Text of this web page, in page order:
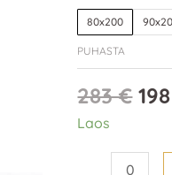
80x200
PUHASTA
283€
Laos